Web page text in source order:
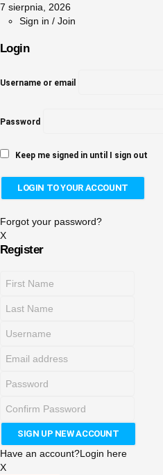
7 sierpnia, 2026
Sign in / Join
Login
Username or email
Password
Keep me signed in until I sign out
Forgot your password?
X
Register
Have an account?Login here
X